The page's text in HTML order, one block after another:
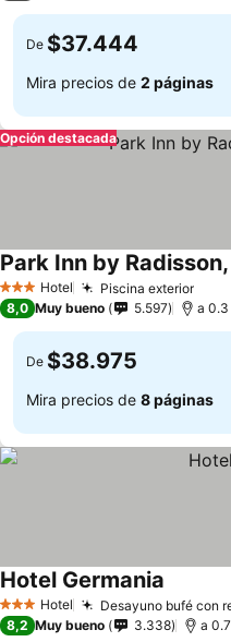
De $37.444
Mira precios de 2 páginas
Opción destacada
3 Estrellas
Hotel Piscina exteriorVer
Park Inn by
8,0 Muy bueno 5.597 a 0.3
De $38.975
Mira precios de 8 páginas
3 Estrellas
Hotel Desayuno bufé con
Hotel Germania
8,2 Muy bueno 3.338 a